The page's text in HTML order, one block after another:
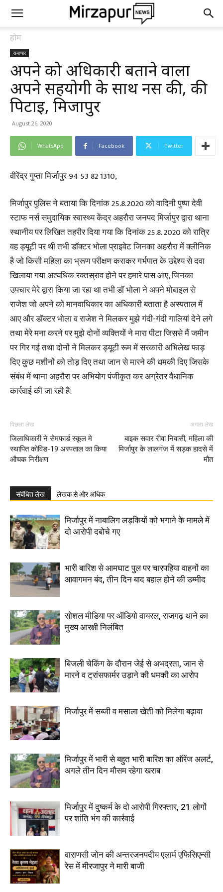
होम
समाचार
अपने को अधिकारी बताने वाला
अपने सहयोगी के साथ नर्स की, की
पिटाई, मिर्जापुर
August 26, 2020
WhatsApp Facebook Twitter
वीरेंद्र गुप्ता मिर्जापुर 94 53 82 1310,
मिर्जापुर पुलिस ने बताया कि दिनांक 25.8.2020 को वादिनी पुष्पा देवी
स्टाफ नर्स समुदायिक स्वास्थ्य केंद्र अहरौरा जनपद मिर्जापुर द्वारा थाना
स्थानीय पर लिखित तहरीर दिया गया कि दिनांक 25.8. 2020 को रात्रि
वह ड्यूटी पर थी तभी डॉक्टर भोला प्राइवेट जिनका अहरौरा में क्लीनिक
है जो किसी महिला का भ्रूण परीक्षण कराकर गर्भपात के उद्देश्य से दवा
खिलाया गया अत्यधिक रक्तस्राव होने पर हमारे पास आए, जिनका
उपचार मेरे द्वारा किया जा रहा था तभी डॉ भोला ने अपने मोबाइल से
राजेश जो अपने को मानवाधिकार का अधिकारी बताता है अस्पताल में
आए और डॉक्टर भोला व राजेश ने मिलकर मुझे गंदी-गंदी गालियां देने लगे
तथा मेरे मना करने पर मुझे दोनों व्यक्तियों ने मारा पीटा जिससे मैं जमीन
पर गिर गई तथा दोनों ने मिलकर ड्यूटी रूम में सरकारी अभिलेख फाड़
दिए कुछ मशीनों को तोड़ दिए तथा जान से मारने की धमकी दिए जिसके
संबंध में थाना अहरौरा पर अभियोग पंजीकृत कर अग्रेतर वैधानिक
कार्रवाई की जा रही है।
पिछला लेख
जिलाधिकारी ने सेमफार्ड स्कूल मे
स्थापित कोविड-19 अस्पताल का किया
औचक निरीक्षण
अगला लेख
बाइक सवार रीवा निवासी, महिला की
मिर्जापुर के लालगंज में सड़क हादसे में
मौत
संबंधित लेख लेखक से और अधिक
मिर्जापुर में नाबालिग लड़कियों को भगाने के मामले में
दो आरोपी दबोचे गए
भारी बारिश से आमघाट पुल पर चारपहिया वाहनों का
आवागमन बंद, तीन दिन बाद बहाल होने की उम्मीद
सोशल मीडिया पर ऑडियो वायरल, राजगढ़ थाने का
मुख्य आरक्षी निलंबित
बिजली चेकिंग के दौरान जेई से अभद्रता, जान से
मारने व ट्रांसफार्मर उड़ाने की धमकी का आरोप
मिर्जापुर में सब्जी व मसाला खेती को मिलेगा बढ़ावा
मिर्जापुर में भारी से बहुत भारी बारिश का ऑरेंज अलर्ट,
अगले तीन दिन मौसम रहेगा खराब
मिर्जापुर में दुष्कर्म के दो आरोपी गिरफ्तार, 21 लोगों
पर शांति भंग की कार्रवाई
वाराणसी जोन की अन्तरजनपदीय एलार्म एफिसिएन्सी
रेस में मीरजापुर ने मारी बाजी